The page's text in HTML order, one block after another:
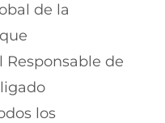
de la
de
los